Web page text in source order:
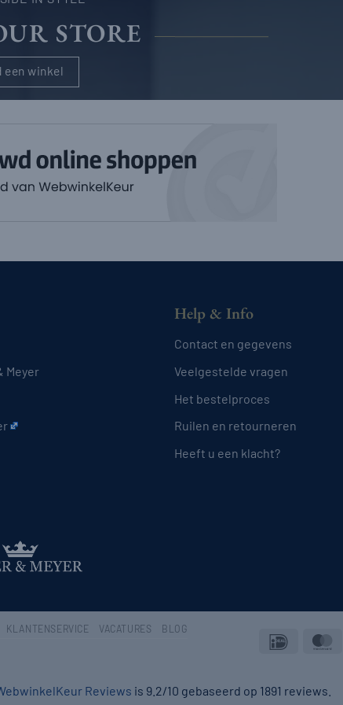
STORE
een winkel
Meyer
Help & Info
Contact en gegevens
Veelgestelde vragen
Het bestelproces
Ruilen en retourneren
Heeft u een klacht?
IDeal
KLANTENSERVICE VACATURES BLOG
Reviews is 9.2/10 gebaseerd op 1891 reviews.